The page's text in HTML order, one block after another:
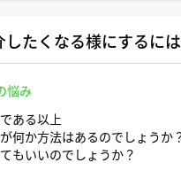
たくなる様にするに
悩み
ある以上
何か方法はあるのでしょうか
もいいのでしょうか？